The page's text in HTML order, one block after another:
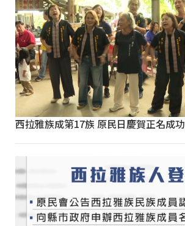
西拉雅族成第17族 原民日慶賀正名成功